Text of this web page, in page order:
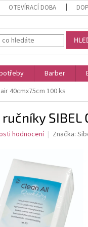
OTEVÍRACÍ DOBA
Barber
40cmx75cm 100 ks
hodnocení Značka: